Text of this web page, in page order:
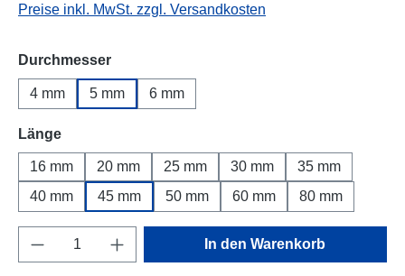
Preise inkl. MwSt. zzgl. Versandkosten
Durchmesserauswählen
4 mm 5 mm 6 mm
Längeauswählen
16 mm 20 mm 25 mm 30 mm
35 mm
40 mm
45 mm 50 mm 60 mm 80 mm
Produkt Anzahl: Gib den gewünschten
In den Warenkorb